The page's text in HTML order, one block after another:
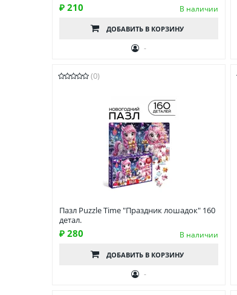
₽ 210 В наличии
ДОБАВИТЬ В КОРЗИНУ
-
(0)
Пазл Puzzle Time "Праздник лошадок" 160
детал.
₽ 280 В наличии
ДОБАВИТЬ В КОРЗИНУ
-